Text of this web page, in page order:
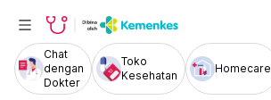
Chat
dengan
Dokter
Toko
Kesehatan
Homecare